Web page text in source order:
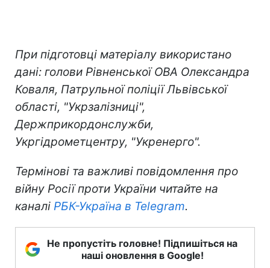
При підготовці матеріалу використано
дані: голови Рівненської ОВА Олександра
Коваля, Патрульної поліції Львівської
області, "Укрзалізниці",
Держприкордонслужби,
Укргідрометцентру, "Укренерго".
Термінові та важливі повідомлення про
війну Росії проти України читайте на
каналі РБК-Україна в Telegram.
Не пропустіть головне! Підпишіться на
наші оновлення в Google!